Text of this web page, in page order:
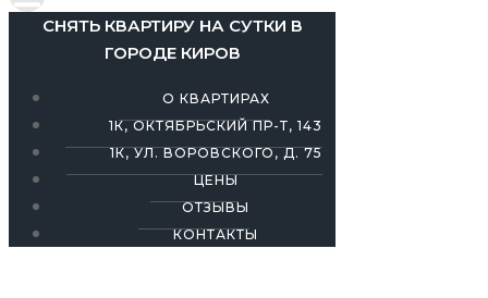
СНЯТЬ КВАРТИРУ НА СУТКИ В
ГОРОДЕ КИРОВ
О КВАРТИРАХ
1К, ОКТЯБРЬСКИЙ ПР-Т, 143
1К, УЛ. ВОРОВСКОГО, Д. 75
ЦЕНЫ
ОТЗЫВЫ
КОНТАКТЫ